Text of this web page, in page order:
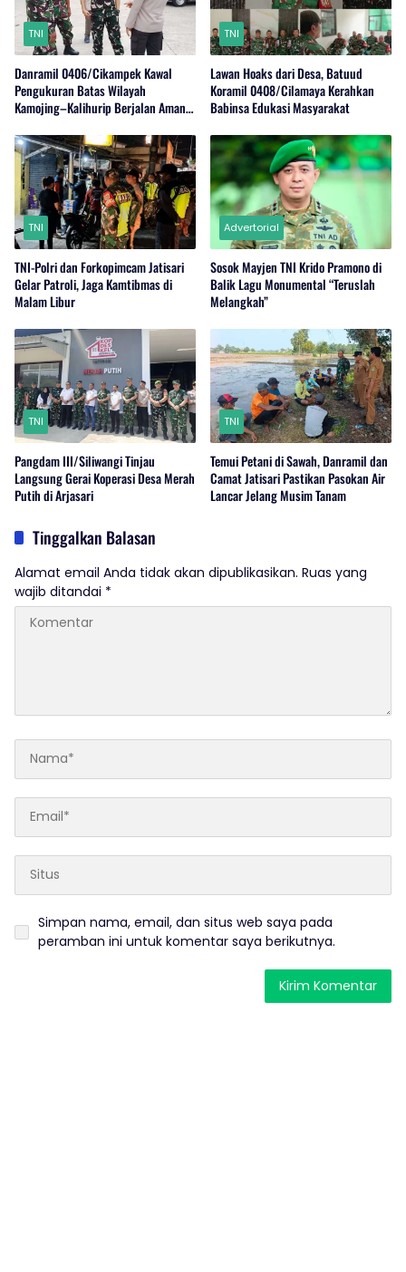
TNI
Danramil 0406/Cikampek Kawal
Pengukuran Batas Wilayah
Kamojing–Kalihurip Berjalan Aman
TNI
Lawan Hoaks dari Desa, Batuud
Koramil 0408/Cilamaya Kerahkan
Babinsa Edukasi Masyarakat
TNI
TNI-Polri dan Forkopimcam Jatisari
Gelar Patroli, Jaga Kamtibmas di
Malam Libur
Advertorial
Sosok Mayjen TNI Krido Pramono di
Balik Lagu Monumental “Teruslah
Melangkah”
TNI
Pangdam III/Siliwangi Tinjau
Langsung Gerai Koperasi Desa Merah
Putih di Arjasari
TNI
Temui Petani di Sawah, Danramil dan
Camat Jatisari Pastikan Pasokan Air
Lancar Jelang Musim Tanam
Tinggalkan Balasan
Alamat email Anda tidak akan dipublikasikan. Ruas yang
wajib ditandai *
Simpan nama, email, dan situs web saya pada
peramban ini untuk komentar saya berikutnya.